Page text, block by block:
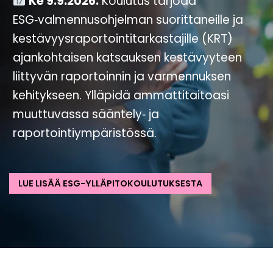
ESG‑valmennusohjelman suorittaneille ja
kestävyysraportointitarkastajille (KRT)
ajankohtaisen katsauksen kestävyyteen
liittyvän raportoinnin ja varmennuksen
kehitykseen. Ylläpidä ammattitaitoasi
muuttuvassa sääntely‑ ja
raportointiympäristössä.
LUE LISÄÄ ESG-YLLÄPITOKOULUTUKSESTA